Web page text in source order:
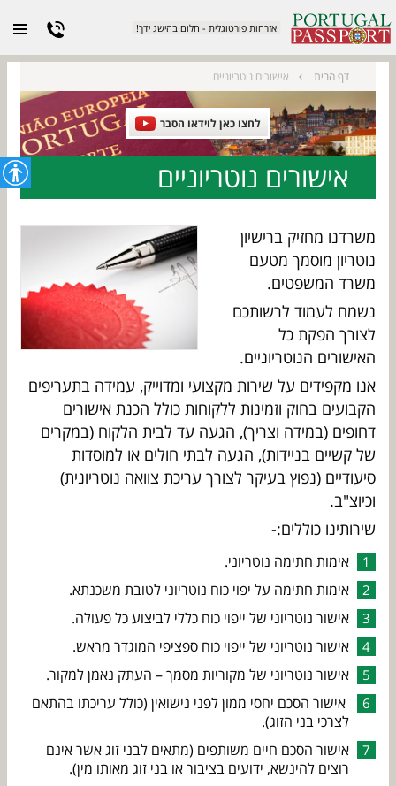
אזרחות פורטוגלית - חלום בהישג ידך!
דף הבית אישורים נוטריוניים
לחצו כאן לוידאו הסבר
אישורים נוטריוניים
משרדנו מחזיק ברישיון
נוטריון מוסמך מטעם
משרד המשפטים.
נשמח לעמוד לרשותכם
לצורך הפקת כל
האישורים הנוטריוניים.
אנו מקפידים על שירות מקצועי ומדוייק, עמידה בתעריפים
הקבועים בחוק וזמינות ללקוחות כולל הכנת אישורים
דחופים (במידה וצריך), הגעה עד לבית הלקוח (במקרים
של קשיים בניידות), הגעה לבתי חולים או למוסדות
סיעודיים (נפוץ בעיקר לצורך עריכת צוואה נוטריונית)
וכיוצ"ב.
שירותינו כוללים:-
אימות חתימה נוטריוני.
אימות חתימה על יפוי כוח נוטריוני לטובת משכנתא.
אישור נוטריוני של ייפוי כוח כללי לביצוע כל פעולה.
אישור נוטריוני של ייפוי כוח ספציפי המוגדר מראש.
אישור נוטריוני של מקוריות מסמך – העתק נאמן למקור.
אישור הסכם יחסי ממון לפני נישואין (כולל עריכתו בהתאם
לצרכי בני הזוג).
אישור הסכם חיים משותפים (מתאים לבני זוג אשר אינם
רוצים להינשא, ידועים בציבור או בני זוג מאותו מין).